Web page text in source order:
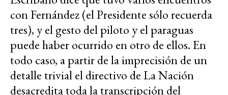
con Fernández (el Presidente sólo recuerda
tres), y el gesto del piloto y el paraguas
puede haber ocurrido en otro de ellos. En
todo caso, a partir de la imprecisión de un
detalle trivial el directivo de La Nación
desacredita toda la transcripción del